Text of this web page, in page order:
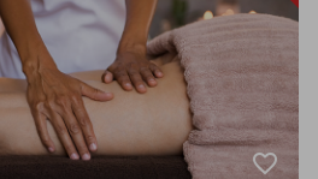
favorite_border